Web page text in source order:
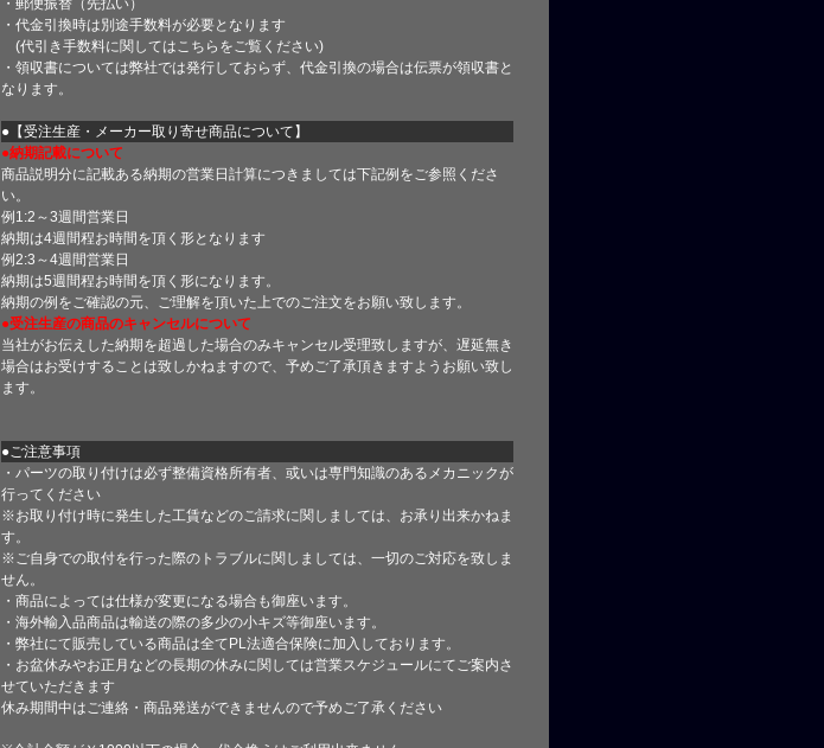
・代金引換時は別途手数料が必要となります
(代引き手数料に関しては こちら をご覧ください)
・領収書については弊社では発行しておらず、代金引換の場合は伝票が領収書と
なります。
●【受注生産・メーカー取り寄せ商品について】
●納期記載について
商品説明分に記載ある納期の営業日計算につきましては下記例をご参照くださ
い。
例1:2～3週間営業日
納期は4週間程お時間を頂く形となります
例2:3～4週間営業日
納期は5週間程お時間を頂く形になります。
納期の例をご確認の元、ご理解を頂いた上でのご注文をお願い致します。
●受注生産の商品のキャンセルについて
当社がお伝えした納期を超過した場合のみキャンセル受理致しますが、遅延無き
場合はお受けすることは致しかねますので、予めご了承頂きますようお願い致し
ます。
●ご注意事項
・パーツの取り付けは必ず整備資格所有者、或いは専門知識のあるメカニックが
行ってください
※お取り付け時に発生した工賃などのご請求に関しましては、お承り出来かねま
す。
※ご自身での取付を行った際のトラブルに関しましては、一切のご対応を致しま
せん。
・商品によっては仕様が変更になる場合も御座います。
・海外輸入品商品は輸送の際の多少の小キズ等御座います。
・弊社にて販売している商品は全てPL法適合保険に加入しております。
・お盆休みやお正月などの長期の休みに関しては営業スケジュールにてご案内さ
せていただきます
休み期間中はご連絡・商品発送ができませんので予めご了承ください